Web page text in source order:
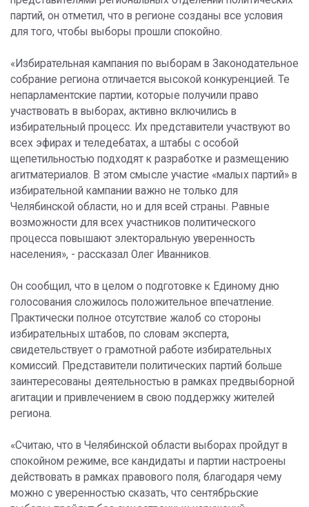
партий, он отметил, что в регионе созданы все условия
для того, чтобы выборы прошли спокойно.
«Избирательная кампания по выборам в Законодательное
собрание региона отличается высокой конкуренцией. Те
непарламентские партии, которые получили право
участвовать в выборах, активно включились в
избирательный процесс. Их представители участвуют во
всех эфирах и теледебатах, а штабы с особой
щепетильностью подходят к разработке и размещению
агитматериалов. В этом смысле участие «малых партий» в
избирательной кампании важно не только для
Челябинской области, но и для всей страны. Равные
возможности для всех участников политического
процесса повышают электоральную уверенность
населения», - рассказал Олег Иванников.
Он сообщил, что в целом о подготовке к Единому дню
голосования сложилось положительное впечатление.
Практически полное отсутствие жалоб со стороны
избирательных штабов, по словам эксперта,
свидетельствует о грамотной работе избирательных
комиссий. Представители политических партий больше
заинтересованы деятельностью в рамках предвыборной
агитации и привлечением в свою поддержку жителей
региона.
«Считаю, что в Челябинской области выборах пройдут в
спокойном режиме, все кандидаты и партии настроены
действовать в рамках правового поля, благодаря чему
можно с уверенностью сказать, что сентябрьские